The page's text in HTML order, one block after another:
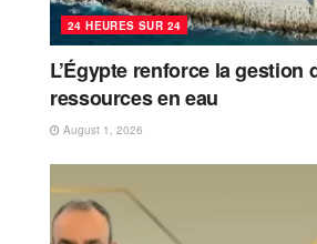
24 HEURES SUR 24
L’Égypte renforce la gestion
ressources en eau
August 1, 2026